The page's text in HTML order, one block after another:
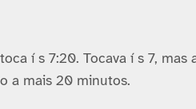
í s 7:20. Tocava í s 7,
a mais 20 minutos.